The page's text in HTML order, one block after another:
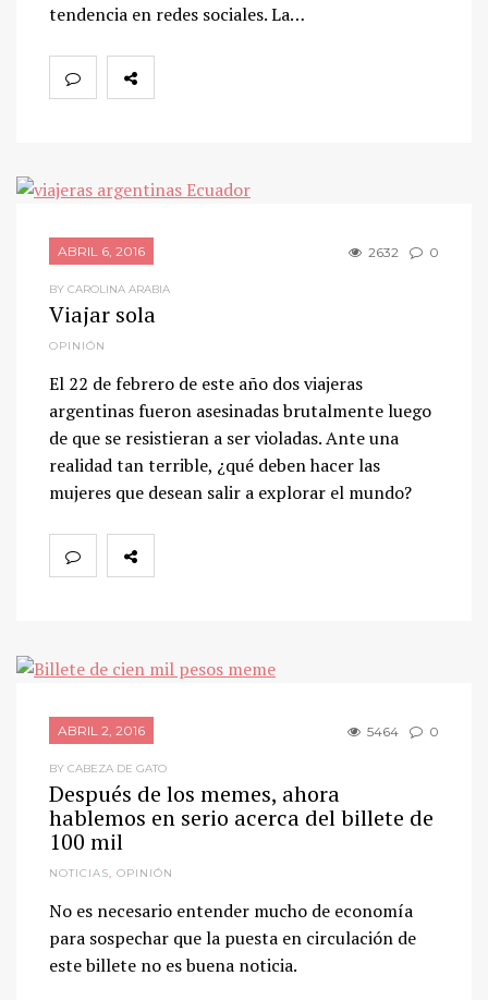
tendencia en redes sociales. La…
ABRIL 6, 2016 2632 0
BY CAROLINA ARABIA
Viajar sola
OPINIÓN
El 22 de febrero de este año dos viajeras
argentinas fueron asesinadas brutalmente luego
de que se resistieran a ser violadas. Ante una
realidad tan terrible, ¿qué deben hacer las
mujeres que desean salir a explorar el mundo?
ABRIL 2, 2016 5464 0
BY CABEZA DE GATO
Después de los memes, ahora
hablemos en serio acerca del billete de
100 mil
NOTICIAS OPINIÓN
No es necesario entender mucho de economía
para sospechar que la puesta en circulación de
este billete no es buena noticia.